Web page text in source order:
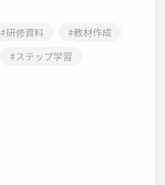
#研修資料
#教材作成
#ステップ学習